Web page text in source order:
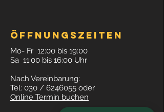
Öffnungszeiten
Mo- Fr 12:00 bis 19:00
Sa 11:00 bis 16:00 Uhr
Nach Vereinbarung:
Tel: 030 / 6246055 oder
Online Termin buchen